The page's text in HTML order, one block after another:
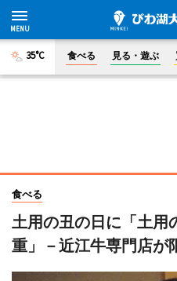
35°C 食べる 見る・遊ぶ
食べる
土用の丑の日に「土用
重」－近江牛専門店が